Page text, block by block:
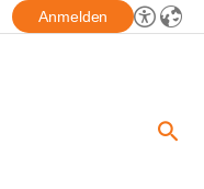
Anmelden